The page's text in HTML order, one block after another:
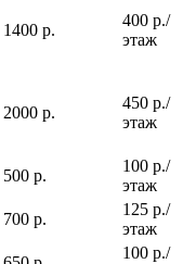
1400 р.
400 р./
этаж
2000 р.
450 р./
этаж
500 р.
100 р./
этаж
700 р.
125 р./
этаж
100 р./